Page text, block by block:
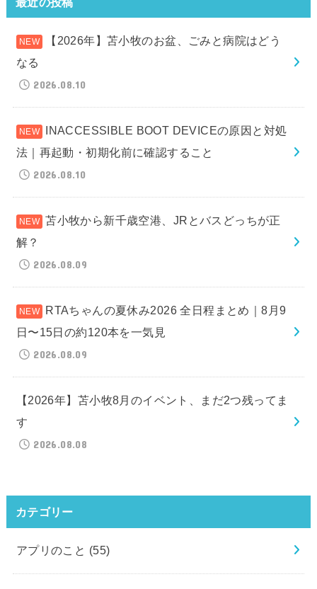
【2026年】苫小牧のお盆、ごみと病院はどう
なる
2026.08.10
INACCESSIBLE BOOT DEVICEの原因と対処
法｜再起動・初期化前に確認すること
2026.08.10
苫小牧から新千歳空港、JRとバスどっちが正
解？
2026.08.09
RTAちゃんの夏休み2026 全日程まとめ｜8月9
日〜15日の約120本を一気見
2026.08.09
【2026年】苫小牧8月のイベント、まだ2つ残ってま
す
2026.08.08
カテゴリー
アプリのこと (55)